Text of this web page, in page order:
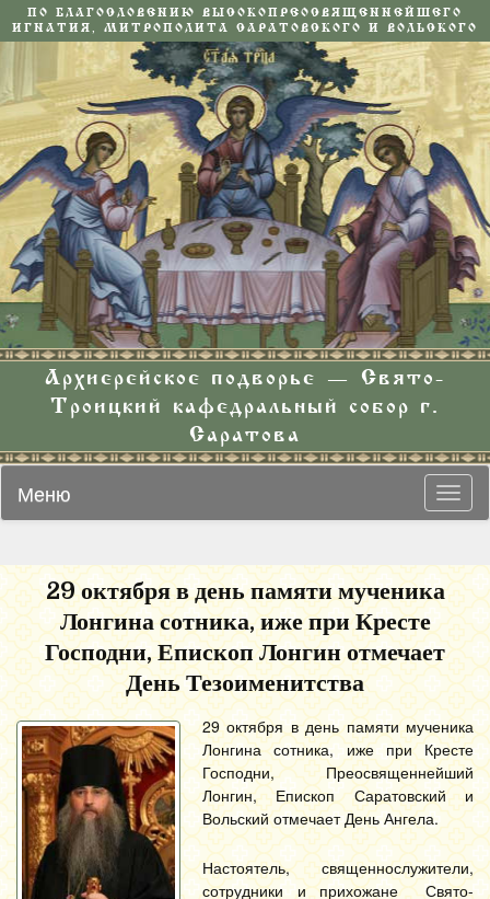
ПО БЛАГОСЛОВЕНИЮ ВЫСОКОПРЕОСВЯЩЕННЕЙШЕГО
ИГНАТИЯ, МИТРОПОЛИТА САРАТОВСКОГО И ВОЛЬСКОГО
Архиерейское подворье — Свято-
Троицкий кафедральный собор г.
Саратова
Меню
29 октября в день памяти мученика
Лонгина сотника, иже при Кресте
Господни, Епископ Лонгин отмечает
День Тезоименитства
29 октября в день памяти мученика
Лонгина сотника, иже при Кресте
Господни, Преосвященнейший
Лонгин, Епископ Саратовский и
Вольский отмечает День Ангела.
Настоятель, священнослужители,
сотрудники и прихожане Свято-